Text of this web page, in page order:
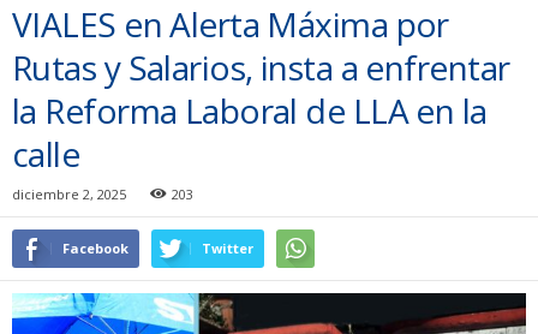
VIALES en Alerta Máxima por
Rutas y Salarios, insta a enfrentar
la Reforma Laboral de LLA en la
calle
diciembre 2, 2025 203
Facebook Twitter